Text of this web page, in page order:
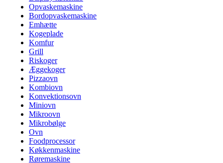
Opvaskemaskine
Bordopvaskemaskine
Emhætte
Kogeplade
Komfur
Grill
Riskoger
Æggekoger
Pizzaovn
Kombiovn
Konvektionsovn
Miniovn
Mikroovn
Mikrobølge
Ovn
Foodprocessor
Køkkenmaskine
Røremaskine